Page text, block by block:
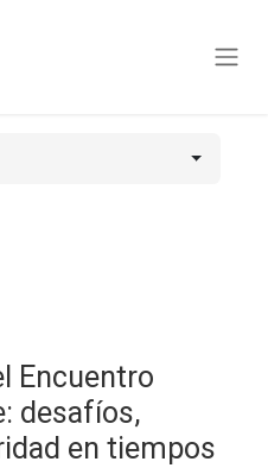
Encuentro
desafíos,
en tiempos